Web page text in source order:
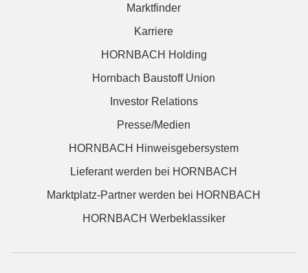
Marktfinder
Karriere
HORNBACH Holding
Hornbach Baustoff Union
Investor Relations
Presse/Medien
HORNBACH Hinweisgebersystem
Lieferant werden bei HORNBACH
Marktplatz-Partner werden bei HORNBACH
HORNBACH Werbeklassiker